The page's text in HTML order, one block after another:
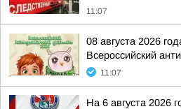
11:07
08 августа 2026
Всероссийский
11:07
На 6 августа 2026